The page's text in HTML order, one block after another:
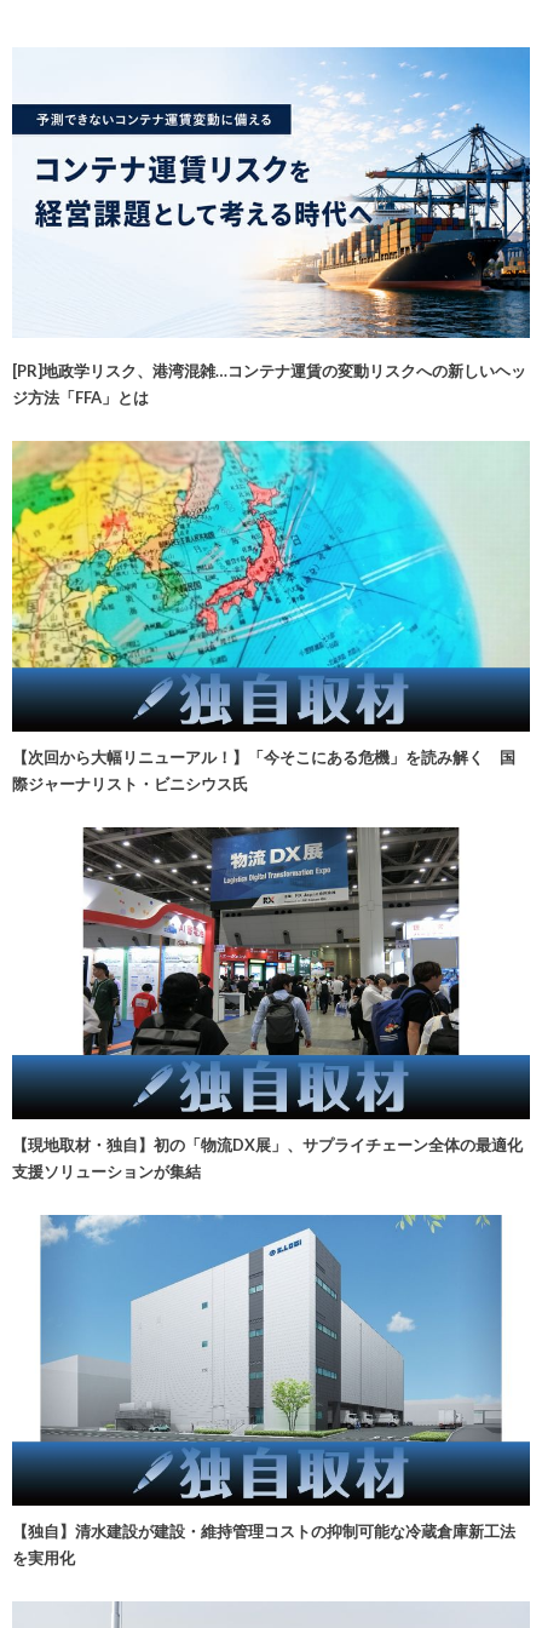
[PR]地政学リスク、港湾混雑…コンテナ運賃の変動リスクへの新しいヘッ
ジ方法「FFA」とは
【次回から大幅リニューアル！】「今そこにある危機」を読み解く 国
際ジャーナリスト・ビニシウス氏
【現地取材・独自】初の「物流DX展」、サプライチェーン全体の最適化
支援ソリューションが集結
【独自】清水建設が建設・維持管理コストの抑制可能な冷蔵倉庫新工法
を実用化